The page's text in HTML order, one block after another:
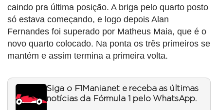
caindo pra última posição. A briga pelo quarto posto
só estava começando, e logo depois Alan
Fernandes foi superado por Matheus Maia, que é o
novo quarto colocado. Na ponta os três primeiros se
mantém e assim termina a primeira volta.
Siga o F1Mania.net e receba as últimas
notícias da Fórmula 1 pelo WhatsApp.